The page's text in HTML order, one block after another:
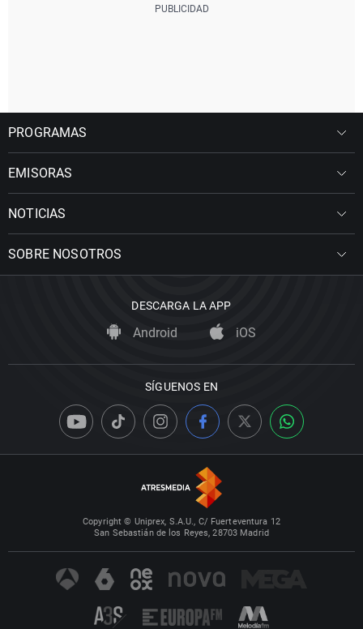
PROGRAMAS
EMISORAS
NOTICIAS
SOBRE NOSOTROS
DESCARGA LA APP
Android iOS
SÍGUENOS EN
Copyright © Uniprex, S.A.U., C/ Fuerteventura 12
San Sebastián de los Reyes, 28703 Madrid